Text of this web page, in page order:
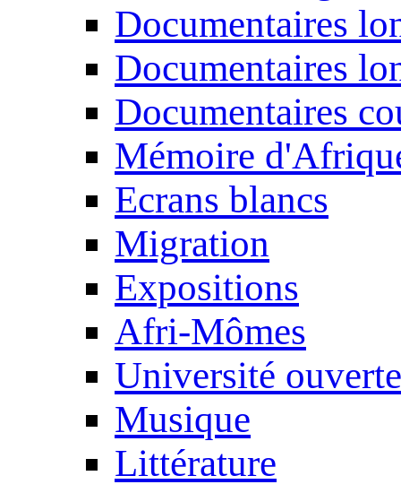
Documentaires
Documentaires
Documentaires
Mémoire
Ecrans blancs
Migration
Expositions
Afri-Mômes
Université ouverte
Musique
Littérature